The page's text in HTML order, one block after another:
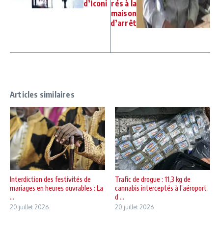
d’Iconi rés à la
maison
d’arrêt
Articles similaires
Interdiction des festivités de
mariages en heures ouvrables : La
...
20 juillet 2026
Trafic de drogue : 11,3 kg de
cannabis interceptés à l’aéroport
d ...
20 juillet 2026